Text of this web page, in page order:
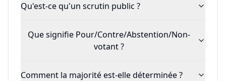
Qu'est-ce qu'un scrutin public ?
Que signifie Pour/Contre/Abstention/Non-
votant ?
Comment la majorité est-elle déterminée ?